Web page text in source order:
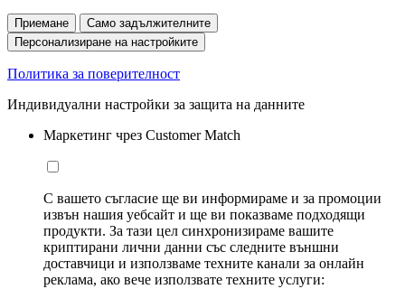
Приемане
Само задължителните
Персонализиране на настройките
Политика за поверителност
Индивидуални настройки за защита на данните
Маркетинг чрез Customer Match
С вашето съгласие ще ви информираме и за промоции
извън нашия уебсайт и ще ви показваме подходящи
продукти. За тази цел синхронизираме вашите
криптирани лични данни със следните външни
доставчици и използваме техните канали за онлайн
реклама, ако вече използвате техните услуги: